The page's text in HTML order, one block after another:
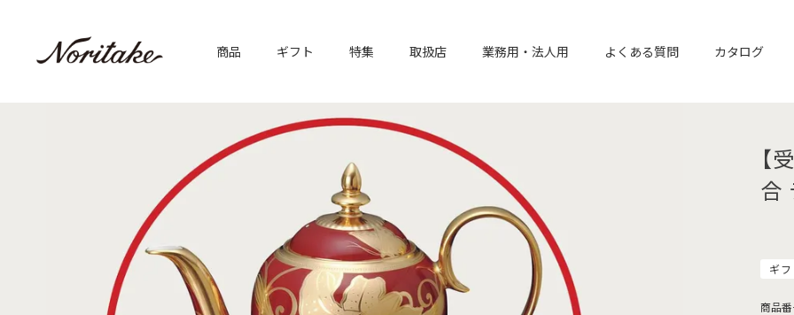
商品 ギフト 特集 取扱店 業務用・法人用 よくある質問 カタログ
【
合
ギ
商品